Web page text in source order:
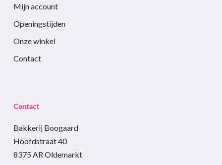
Mijn account
Openingstijden
Onze winkel
Contact
Contact
Bakkerij Boogaard
Hoofdstraat 40
8375 AR Oldemarkt